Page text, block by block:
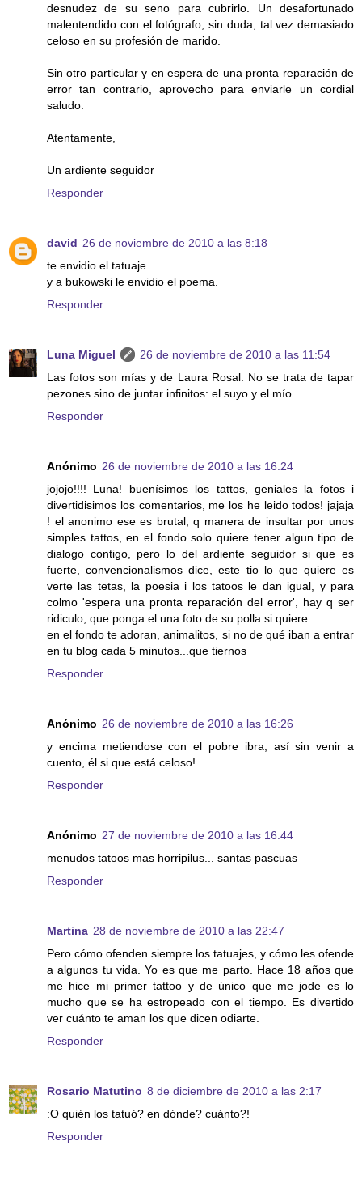
desnudez de su seno para cubrirlo. Un desafortunado
malentendido con el fotógrafo, sin duda, tal vez demasiado
celoso en su profesión de marido.
Sin otro particular y en espera de una pronta reparación de
error tan contrario, aprovecho para enviarle un cordial
saludo.
Atentamente,
Un ardiente seguidor
Responder
david 26 de noviembre de 2010 a las 8:18
te envidio el tatuaje
y a bukowski le envidio el poema.
Responder
Luna Miguel
26 de noviembre de 2010 a las 11:54
Las fotos son mías y de Laura Rosal. No se trata de tapar
pezones sino de juntar infinitos: el suyo y el mío.
Responder
Anónimo 26 de noviembre de 2010 a las 16:24
jojojo!!!! Luna! buenísimos los tattos, geniales la fotos i
divertidisimos los comentarios, me los he leido todos! jajaja
! el anonimo ese es brutal, q manera de insultar por unos
simples tattos, en el fondo solo quiere tener algun tipo de
dialogo contigo, pero lo del ardiente seguidor si que es
fuerte, convencionalismos dice, este tio lo que quiere es
verte las tetas, la poesia i los tatoos le dan igual, y para
colmo 'espera una pronta reparación del error', hay q ser
ridiculo, que ponga el una foto de su polla si quiere.
en el fondo te adoran, animalitos, si no de qué iban a entrar
en tu blog cada 5 minutos...que tiernos
Responder
Anónimo 26 de noviembre de 2010 a las 16:26
y encima metiendose con el pobre ibra, así sin venir a
cuento, él si que está celoso!
Responder
Anónimo 27 de noviembre de 2010 a las 16:44
menudos tatoos mas horripilus... santas pascuas
Responder
Martina 28 de noviembre de 2010 a las 22:47
Pero cómo ofenden siempre los tatuajes, y cómo les ofende
a algunos tu vida. Yo es que me parto. Hace 18 años que
me hice mi primer tattoo y de único que me jode es lo
mucho que se ha estropeado con el tiempo. Es divertido
ver cuánto te aman los que dicen odiarte.
Responder
Rosario Matutino 8 de diciembre de 2010 a las 2:17
:O quién los tatuó? en dónde? cuánto?!
Responder